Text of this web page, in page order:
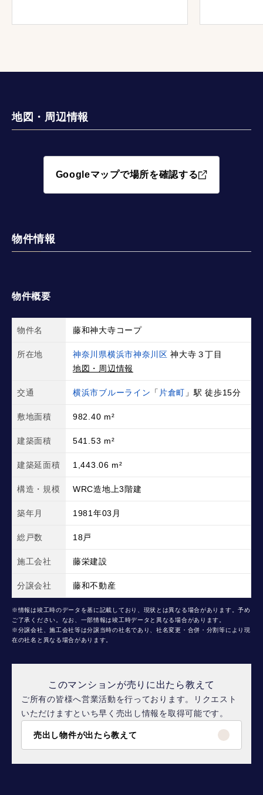
地図・周辺情報
Googleマップで場所を確認する
物件情報
物件概要
物件名 藤和神大寺コープ
所在地 神奈川県横浜市神奈川区 神大寺３丁目
地図・周辺情報
交通 横浜市ブルーライン 「 片倉町 」駅 徒歩15分
敷地面積 982.40 m²
建築面積 541.53 m²
建築延面積 1,443.06 m²
構造・規模 WRC造地上3階建
築年月 1981年03月
総戸数 18戸
施工会社 藤栄建設
分譲会社 藤和不動産
※情報は竣工時のデータを基に記載しており、現状とは異なる場合があります。予め
ご了承ください。なお、一部情報は竣工時データと異なる場合があります。
※分譲会社、施工会社等は分譲当時の社名であり、社名変更・合併・分割等により現
在の社名と異なる場合があります。
このマンションが売りに出たら教えて
ご所有の皆様へ営業活動を行っております。リクエスト
いただけますといち早く売出し情報を取得可能です。
売出し物件が出たら教えて